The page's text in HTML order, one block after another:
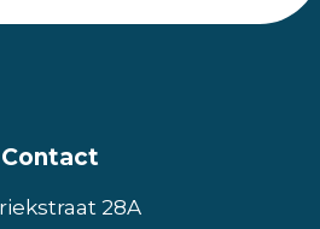
Contact
28A